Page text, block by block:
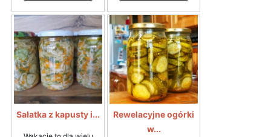
Sałatka z kapusty i...
Rewelacyjne ogórki
w...